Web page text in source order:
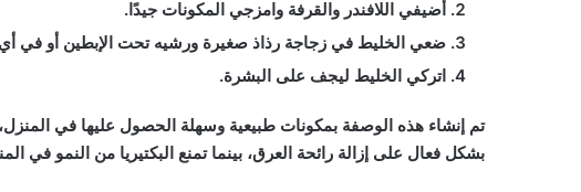
أضيفي اللافندر والقرفة وامزجي المكونات جيدًا.
ضعي الخليط في زجاجة رذاذ صغيرة ورشيه تحت الإبطين أو في
اتركي الخليط ليجف على البشرة.
تم إنشاء هذه الوصفة بمكونات طبيعية وسهلة الحصول عليها في المنزل،
بشكل فعال على إزالة رائحة العرق، بينما تمنع البكتيريا من النمو في